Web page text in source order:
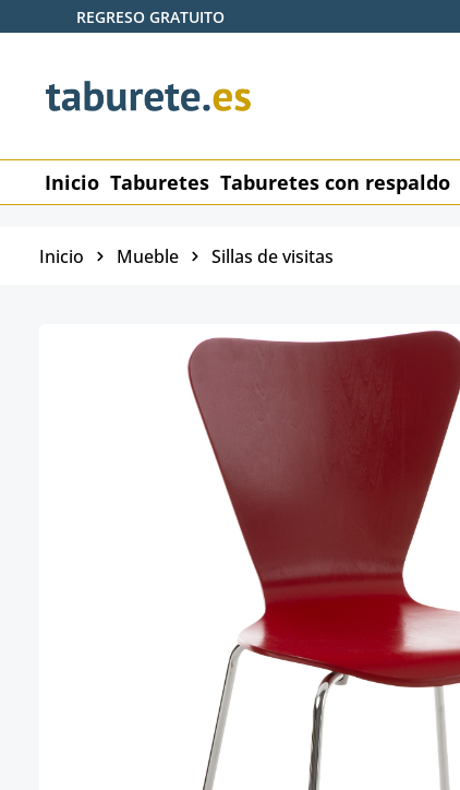
al contenido principal
Saltar a la búsqueda
Saltar a la navegación principal
REGRESO GRATUITO
Inicio Taburetes Taburetes con respaldo
Inicio Mueble Sillas de visitas